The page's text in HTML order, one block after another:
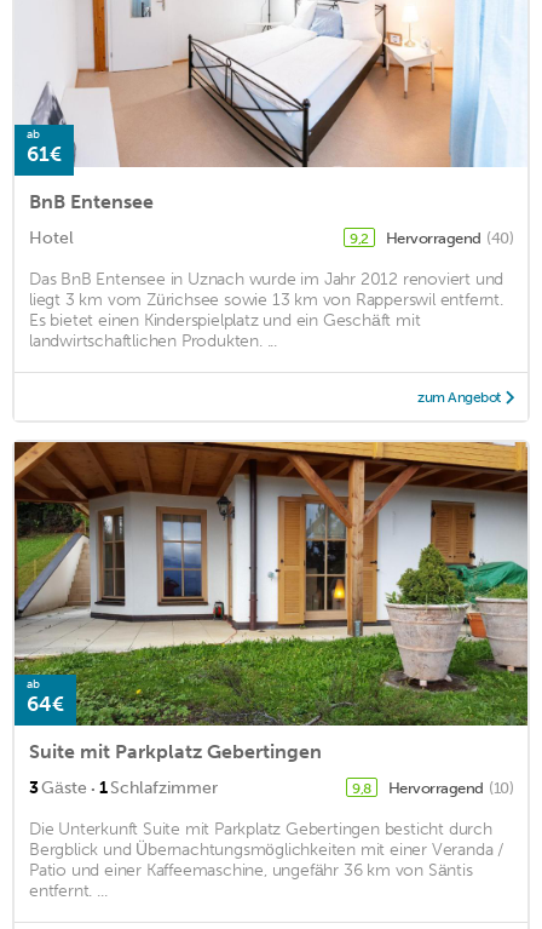
ab
61€
BnB Entensee
Hotel 9,2 Hervorragend (40)
Das BnB Entensee in Uznach wurde im Jahr 2012 renoviert und
liegt 3 km vom Zürichsee sowie 13 km von Rapperswil entfernt.
Es bietet einen Kinderspielplatz und ein Geschäft mit
landwirtschaftlichen Produkten. ...
zum Angebot
ab
64€
Suite mit Parkplatz Gebertingen
3Gäste · 1Schlafzimmer 9,8 Hervorragend (10)
Die Unterkunft Suite mit Parkplatz Gebertingen besticht durch
Bergblick und Übernachtungsmöglichkeiten mit einer Veranda /
Patio und einer Kaffeemaschine, ungefähr 36 km von Säntis
entfernt. ...